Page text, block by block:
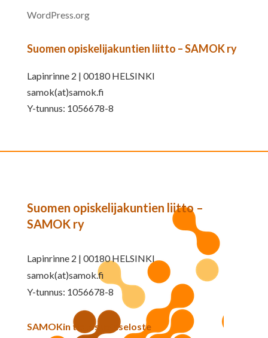
WordPress.org
Suomen opiskelijakuntien liitto – SAMOK ry
Lapinrinne 2 | 00180 HELSINKI
samok(at)samok.fi
Y-tunnus: 1056678-8
Suomen opiskelijakuntien liitto –
SAMOK ry
Lapinrinne 2 | 00180 HELSINKI
samok(at)samok.fi
Y-tunnus: 1056678-8
SAMOKin tietosuojaseloste